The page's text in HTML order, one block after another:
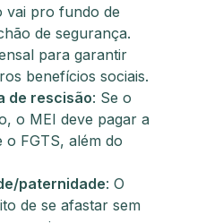
vai pro fundo de
de segurança.
para garantir
benefícios sociais.
de rescisão: Se o
o MEI deve pagar a
FGTS, além do
paternidade: O
de se afastar sem